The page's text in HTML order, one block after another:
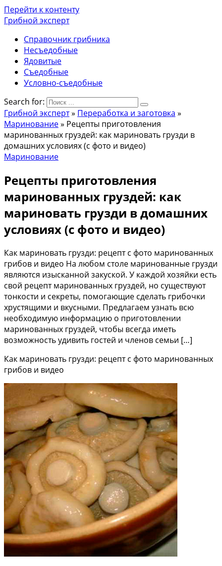
Перейти к контенту
Грибной эксперт
Справочник грибника
Несъедобные
Ядовитые
Съедобные
Условно-съедобные
Search for:
Грибной эксперт» Переработка и заготовка »
Маринование» Рецепты приготовления
маринованных груздей: как мариновать грузди в
домашних условиях (с фото и видео)
Маринование
Рецепты приготовления
маринованных груздей: как
мариновать грузди в домашних
условиях (с фото и видео)
Как мариновать грузди: рецепт с фото маринованных
грибов и видео На любом столе маринованные грузди
являются изысканной закуской. У каждой хозяйки есть
свой рецепт маринованных груздей, но существуют
тонкости и секреты, помогающие сделать грибочки
хрустящими и вкусными. Предлагаем узнать всю
необходимую информацию о приготовлении
маринованных груздей, чтобы всегда иметь
возможность удивить гостей и членов семьи […]
Как мариновать грузди: рецепт с фото маринованных
грибов и видео